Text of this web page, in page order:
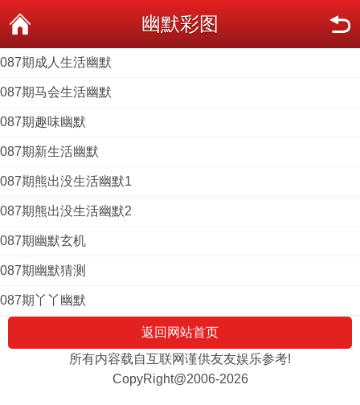
幽默彩图
087期成人生活幽默
087期马会生活幽默
087期趣味幽默
087期新生活幽默
087期熊出没生活幽默1
087期熊出没生活幽默2
087期幽默玄机
087期幽默猜测
087期丫丫幽默
返回网站首页
所有内容载自互联网谨供友友娱乐参考!
CopyRight@2006-2026